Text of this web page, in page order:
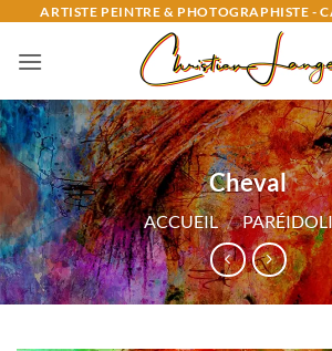
Passer
contenu
ARTISTE PEINTRE & PHOTOGRAPHISTE -
Cheval
ACCUEIL /